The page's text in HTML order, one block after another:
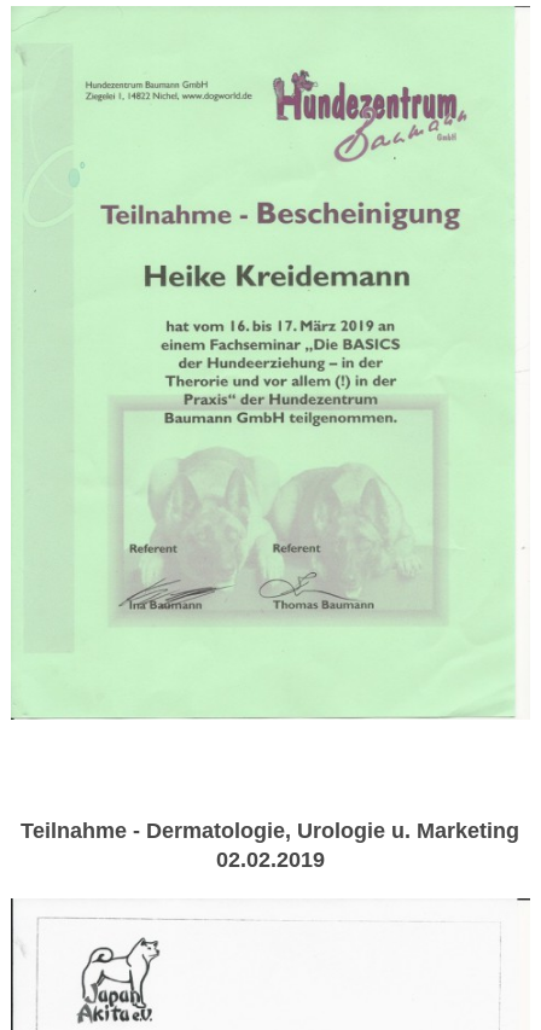
Teilnahme - Dermatologie, Urologie u. Marketing
02.02.2019